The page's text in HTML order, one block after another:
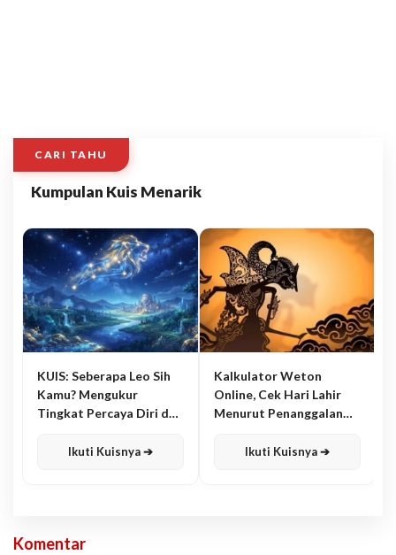
CARI TAHU
Kumpulan Kuis Menarik
KUIS: Seberapa Leo Sih
Kamu? Mengukur
Tingkat Percaya Diri dan
Ikuti Kuisnya ➔
Kalkulator Weton
Online, Cek Hari Lahir
Menurut Penanggalan
Ikuti Kuisnya ➔
Komentar